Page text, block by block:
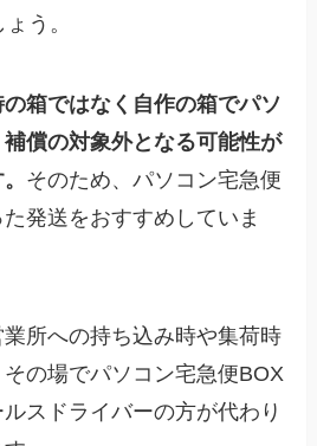
う。
の箱ではなく自作の箱でパソ
償の対象外となる可能性が
そのため、パソコン宅急便
発送をおすすめしていま
所への持ち込み時や集荷時
の場でパソコン宅急便BOX
スドライバーの方が代わり